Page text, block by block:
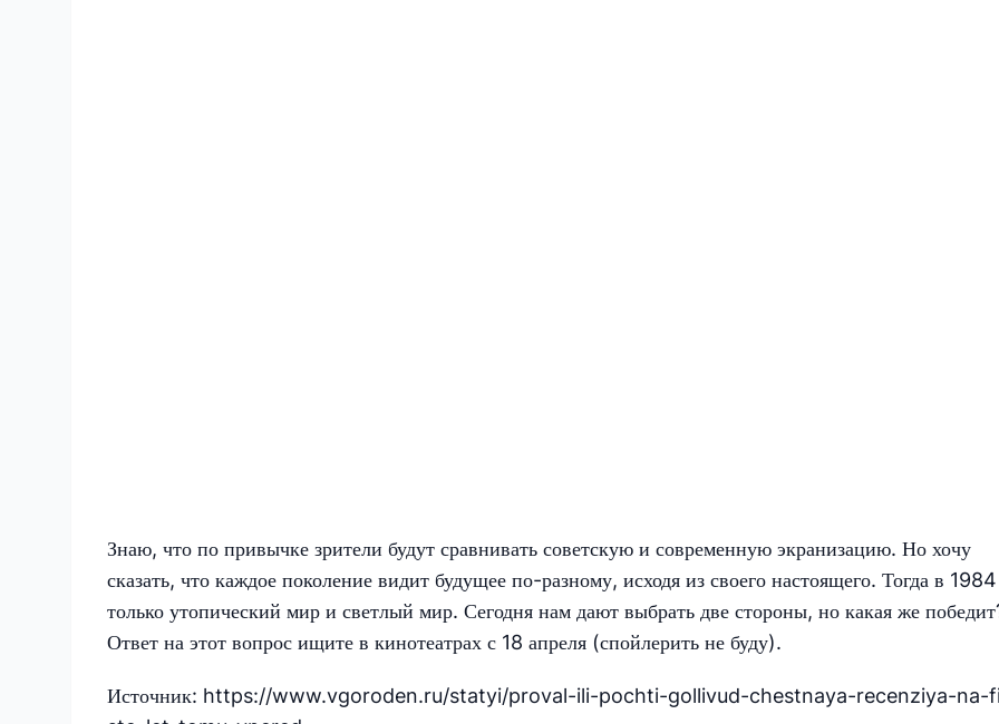
Знаю, что по привычке зрители будут сравнивать советскую и современную экранизацию. Но хочу
сказать, что каждое поколение видит будущее по-разному, исходя из своего настоящего. Тогда в
только утопический мир и светлый мир. Сегодня нам дают выбрать две стороны, но какая же
Ответ на этот вопрос ищите в кинотеатрах с 18 апреля (спойлерить не буду).
Источник: https://www.vgoroden.ru/statyi/proval-ili-pochti-gollivud-chestnaya-recenziya-na-